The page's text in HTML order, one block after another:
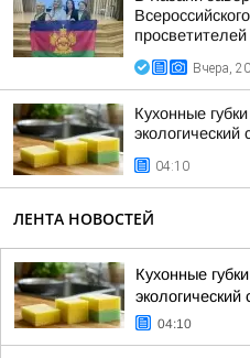
просветителей
Вчера,
Кухонные
экологический
04:10
ЛЕНТА НОВОСТЕЙ
Кухонные
экологический
04:10